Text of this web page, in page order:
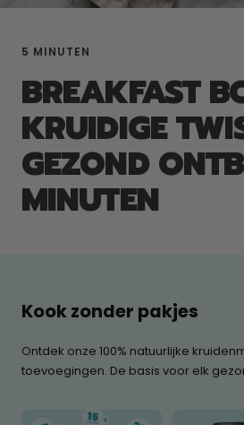
5 MINUTEN
BREAKFAST
KRUIDIGE
GEZOND
MINUTEN
Kook zonder pakjes
Ontdek onze 100% natuurlijke
toevoegingen. De basis voor elk